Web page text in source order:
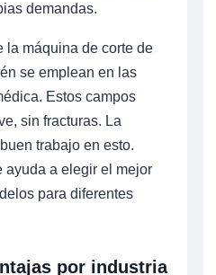
demandas.
la máquina de corte de
se emplean en las
Estos campos
sin fracturas. La
trabajo en esto.
ayuda a elegir el mejor
para diferentes
por industria